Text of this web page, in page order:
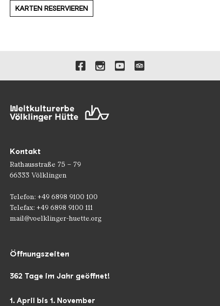
KARTEN RESERVIEREN
Verlinkungen zu unseren
Kontakt
Rathausstraße 75 – 79
66333 Völklingen
Telefon: +49 6898 9100 100
Telefax: +49 6898 9100 111
mail@voelklinger-huette.org
Öffnungszeiten
362 Tage im Jahr geöffnet!
1. April bis 1. November